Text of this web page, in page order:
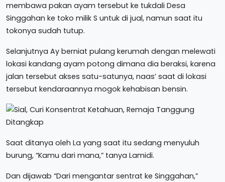
membawa pakan ayam tersebut ke tukdali Desa
Singgahan ke toko milik S untuk di jual, namun saat itu
tokonya sudah tutup.
Selanjutnya Ay berniat pulang kerumah dengan melewati
lokasi kandang ayam potong dimana dia beraksi, karena
jalan tersebut akses satu-satunya, naas’ saat di lokasi
tersebut kendaraannya mogok kehabisan bensin.
Saat ditanya oleh La yang saat itu sedang menyuluh
burung, “Kamu dari mana,” tanya Lamidi.
Dan dijawab “Dari mengantar sentrat ke Singgahan,”